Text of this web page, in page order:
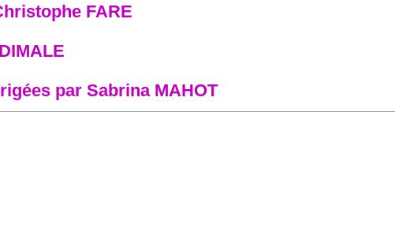
FARE
par Sabrina MAHOT